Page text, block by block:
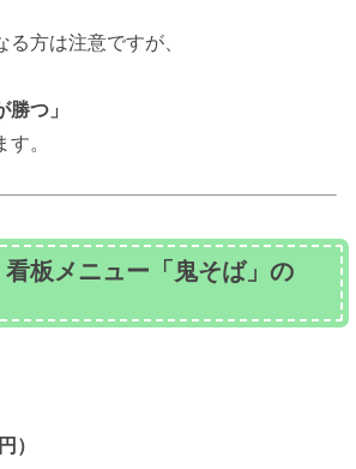
方は注意ですが、
勝つ」
。
板メニュー「鬼そば」の
）